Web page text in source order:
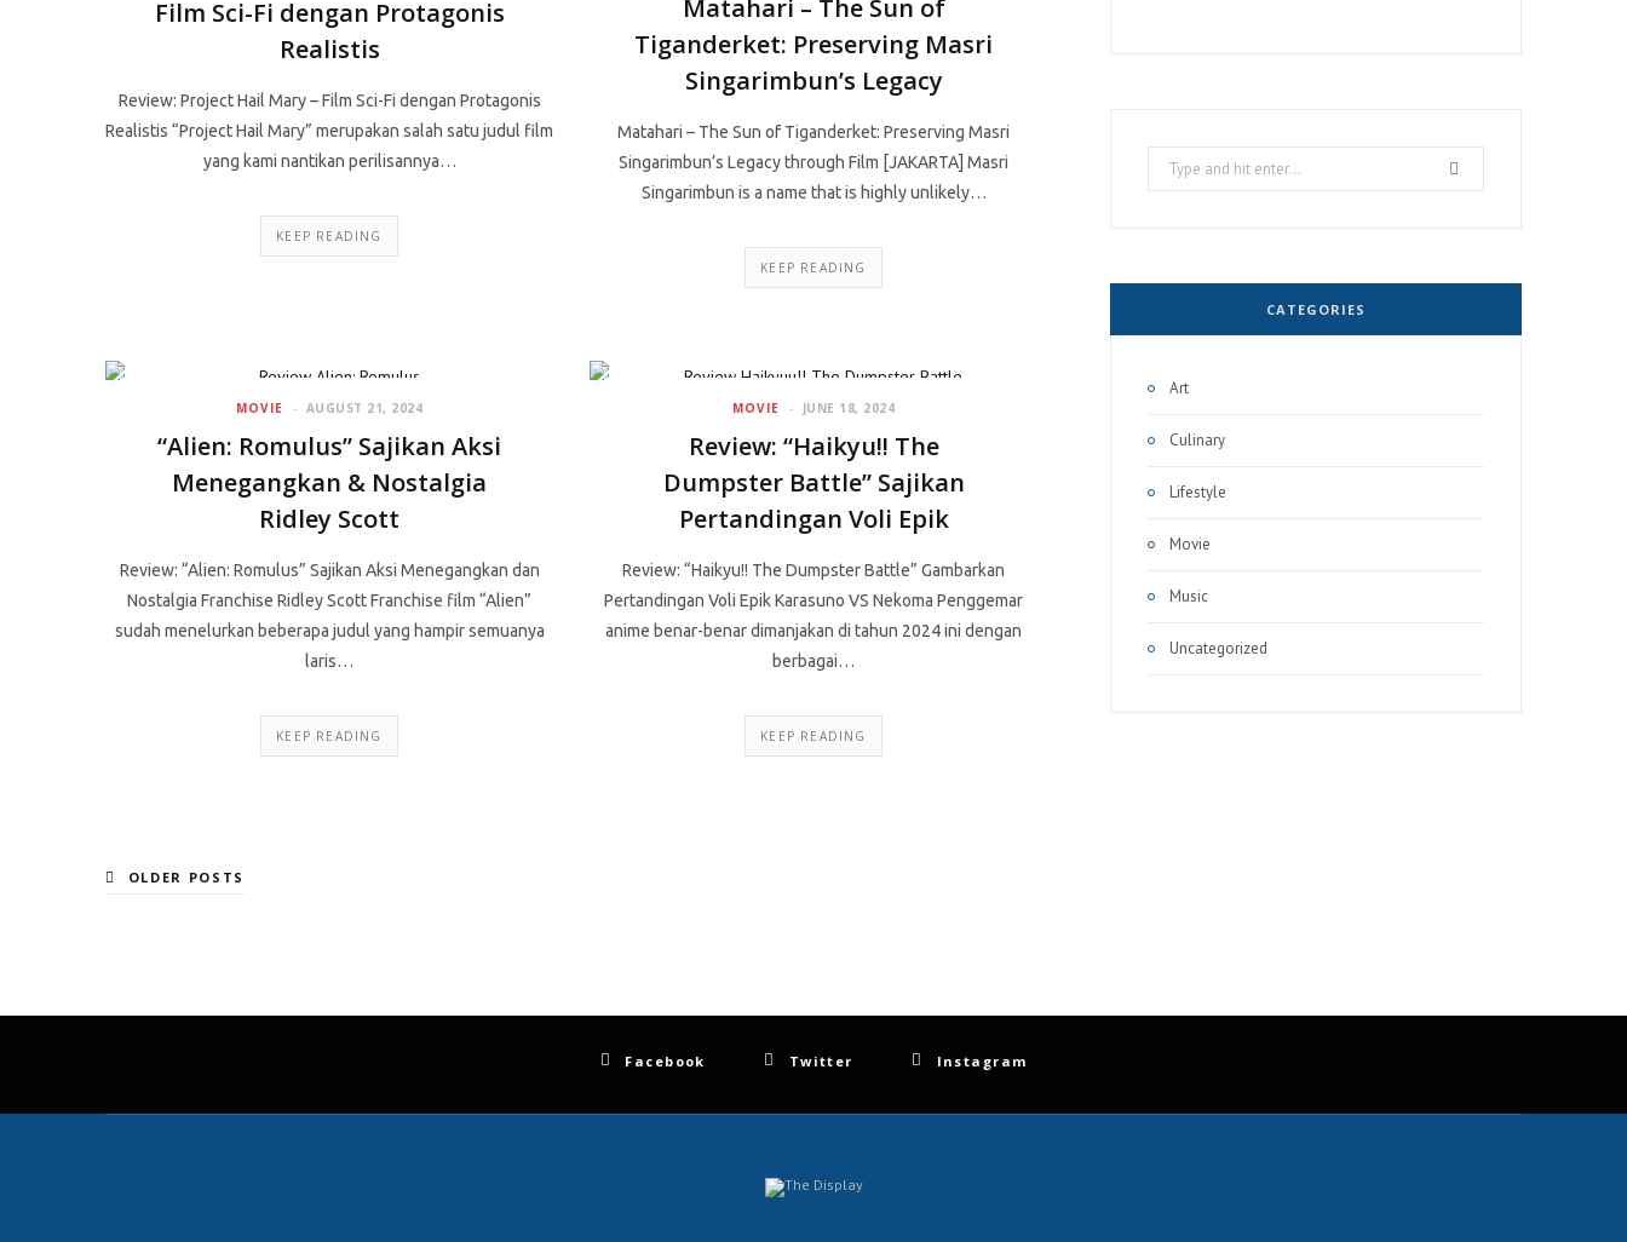
Film Sci-Fi dengan Protagonis
Realistis
Review: Project Hail Mary – Film Sci-Fi dengan Protagonis
Realistis “Project Hail Mary” merupakan salah satu judul film
yang kami nantikan perilisannya…
KEEP READING
Matahari – The Sun of
Tiganderket: Preserving Masri
Singarimbun’s Legacy
Matahari – The Sun of Tiganderket: Preserving Masri
Singarimbun’s Legacy through Film [JAKARTA] Masri
Singarimbun is a name that is highly unlikely…
KEEP READING
MOVIE AUGUST 21, 2024
“Alien: Romulus” Sajikan Aksi
Menegangkan & Nostalgia
Ridley Scott
Review: “Alien: Romulus” Sajikan Aksi Menegangkan dan
Nostalgia Franchise Ridley Scott Franchise film “Alien”
sudah menelurkan beberapa judul yang hampir semuanya
laris…
KEEP READING
MOVIE JUNE 18, 2024
Review: “Haikyu!! The
Dumpster Battle” Sajikan
Pertandingan Voli Epik
Review: “Haikyu!! The Dumpster Battle” Gambarkan
Pertandingan Voli Epik Karasuno VS Nekoma Penggemar
anime benar-benar dimanjakan di tahun 2024 ini dengan
berbagai…
KEEP READING
OLDER POSTS
Search
for:
CATEGORIES
Art
Culinary
Lifestyle
Movie
Music
Uncategorized
Facebook Twitter Instagram